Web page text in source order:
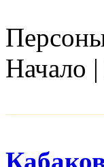
Начало